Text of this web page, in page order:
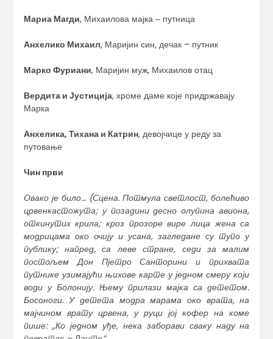
Мариа Магди, Михаилова мајка ‒ путница
Анхелико Михаил, Маријин син, дечак – путник
Марко Фуриани, Маријин муж, Михаилов отац
Вердита и Јустиција, хроме даме које придржавају
Марка
Анхелика, Тихана и Катрин, девојчице у реду за
путовање
Чин први
Овако је било…(Сцена. Потмула светлост, болећиво
црвенкастожута; у позадини десно олупина авиона,
откинутих крила; кроз прозоре вире лица жена са
модрицама око очију и усана, загледане су тупо у
публику; напред, са леве стране, седи за малим
постољем Дон Пјетро Санторини и прихвата
путнике узимајући њихове карте у једном смеру који
води у Болонију. Њему прилази мајка са дететом.
Босоноги. У детета модра марама око врата, на
мајчином врату црвена, у руци јој кофер на коме
пише:,,Ко једном уђе, нека заборави сваку наду на